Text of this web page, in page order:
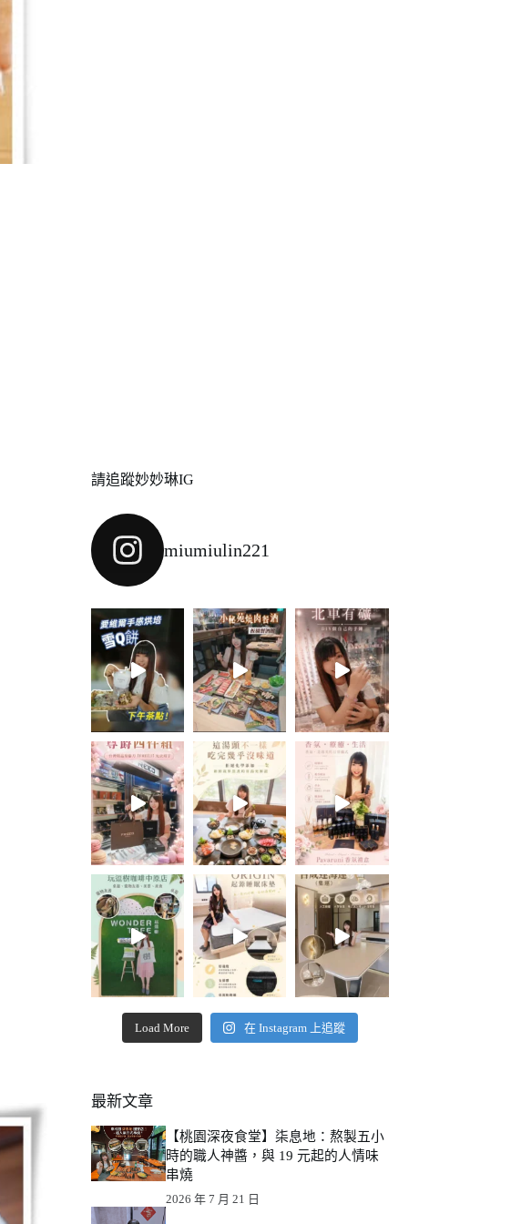
請追蹤妙妙琳IG
miumiulin221
Load More 在 Instagram 上追蹤
最新文章
【桃園深夜食堂】柒息地：熬製五小
時的職人神醬，與 19 元起的人情味
串燒
2026 年 7 月 21 日